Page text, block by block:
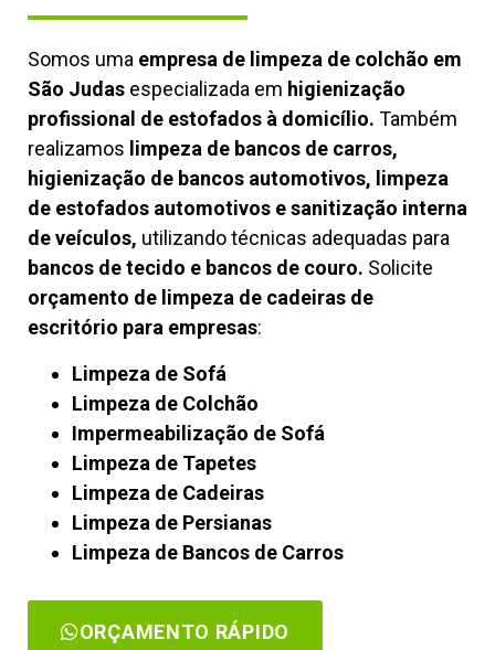
Somos uma empresa de limpeza de colchão em
São Judas especializada em higienização
profissional de estofados à domicílio. Também
realizamos limpeza de bancos de carros,
higienização de bancos automotivos, limpeza
de estofados automotivos e sanitização interna
de veículos, utilizando técnicas adequadas para
bancos de tecido e bancos de couro. Solicite
orçamento de limpeza de cadeiras de
escritório para empresas:
Limpeza de Sofá
Limpeza de Colchão
Impermeabilização de Sofá
Limpeza de Tapetes
Limpeza de Cadeiras
Limpeza de Persianas
Limpeza de Bancos de Carros
ORÇAMENTO RÁPIDO